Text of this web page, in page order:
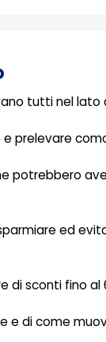
tutti nel lato
e prelevare
potrebbero
ed
sconti fino al
e di come